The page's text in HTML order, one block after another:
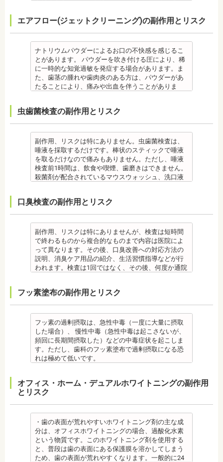
【プロフィール】
都内歯科医院にて勤務
鳴り響きます。機器は歯石が多い人、広範囲に歯石
が付いている人に使われるのですが、高音が苦手な
人は音を我慢する必要があります。 備考 歯石とは、
歯垢が石のように固くなって歯と歯の間や歯の表
面、歯茎と歯の隙間などにこびりついたものです。
唾液腺開口部の近くにある歯に特に着きやすく、具
体的には「下の前歯の裏側」や「上の奥歯の外側」
によく見られます。 歯石になると自宅でのブラッシ
石の前段階です。歯垢の段階であれば歯ブラシで簡
います。歯科での歯石除去は、専門の機器を使用
し、歯石を取り除くことができます。
歯石を取り除けば、歯周病の治療となり歯のぐらつ
き、歯茎の出血、口臭などが改善できます。
監修医情報 菊地由利佳先生
【プロフィール】
新潟大学医歯学総合病院にて研修 都内歯科医院にて
エアフロー(ジェットクリーニング)の副作用とリスク
ナトリウムパウダーによるお口の不快感を感じるこ
とがあります。 パウダーを吹き付ける圧により、稀
に一時的な知覚過敏を発症する場合があります。ま
た、歯茎の腫れや歯肉炎のある方は、パウダーがあ
たることにより、痛みや出血を伴うことがありま
きれない場合があります。
また、エアフローは外来性の着色は落としますが、
本来の歯の色自体は白くできません。歯自体を白く
したい場合にはホワイトニングが有効です。 着色汚
れはエアフロー後に再付着することもあります。継
続的効果を得るには、定期的な施術が必要です。
エアフローは、着色を落とす審美目的として行われ
るため、健康保険の適用外となり自由診療となりま
フローを受けられない人もいます。
ウダー粒子をジェット噴射で歯に吹き付け、歯にこ
びりついた汚れを落とすことができます。 歯科で主
に歯の着色やタバコのヤニ除去の用途として使われ
ていますが、歯周ポケット内の歯周病の細菌除去に
も効果があります。
監修医情報 菊地由利佳先生
日本歯科大学新潟生命歯学部卒業
虫歯菌検査の副作用とリスク
副作用、リスクは特にありません。虫歯菌検査は、
唾液を採取するだけです。棒状のスティックで唾液
を取るだけなので痛みもありません。ただし、唾液
検査前1時間は、飲食や喫煙、歯磨きはできません。
殺菌剤が配合されているマウスウォッシュ、洗口液
また検査1ヶ月以内に抗生物質を使用している場合も
正確な結果が出ないことがあるので時期を延ばす場
合もあります。健康保険の適用外となり自由診療と
なります。
備考
ご自身の唾液の量、性質、虫歯の原因菌の量を知
り、虫歯予防とセルフケア強化を目的とした検査で
す。
になる程歯が溶けやすい）
同時に確認します。
監修医情報 菊地由利佳先生
【プロフィール】
日本歯科大学新潟生命歯学部卒業
新潟大学医歯学総合病院にて研修
都内歯科医院にて勤務
口臭検査の副作用とリスク
副作用、リスクは特にありませんが、検査は短時間
で終わるものから複合的なものまで内容は医院によ
って異なります。その後、口臭改善への対応方法の
説明、消臭ケア用品の紹介、生活習慣指導などが行
われます。検査は1回ではなく、その後、何度か通院
備考
口臭は、体調や病気と関わりがあることも多く、口
臭で悩んでいる場合はその関連性も合わせて検査が
必要です。また、よく食べる食べ物、ブラッシング
不足、喫煙や飲酒などが影響する場合もあるので、
原因がわかれば口臭軽減に向けて指導が行われま
す。
監修医情報 菊地由利佳先生
新潟大学医歯学総合病院にて研修
都内歯科医院にて勤務
フッ素塗布の副作用とリスク
フッ素の過剰摂取は、急性中毒（一度に大量に摂取
した場合）、 慢性中毒（急性中毒は起こさないが、
頻回に長期間摂取した）などの中毒症状を起こしま
す。ただし、歯科のフッ素塗布で過剰摂取になる恐
れは極めて低いです。
（過剰摂取）推定中毒量は、5歳児（体重18Kg）が
週5回法のフッ化物洗口液（0.05％フッ化ナトリウム
溶液）を40人分一度に飲んだ場合に到達（厚生労働
省 フッ化物の急性中毒量 e-ヘルスネット）
また、フッ素を塗った場合でも、ブラッシング不足
や磨き残しがあれば虫歯はできてしまいます。フッ
素は虫歯ができにくくなるだけで、通常の歯ブラ
シ、歯間掃除などは必要です。
備考 フッ素を塗布して、歯をコーティングし虫歯に
オフィス・ホーム・デュアルホワイトニングの副作用
とリスク
・歯の表面が荒れやすいホワイトニング剤の主な成
分は、オフィスホワイトニングの場合、過酸化水素
という物質です。このホワイトニング剤を使用する
と、普段は歯の表面にある保護膜を溶かしてしまう
ため、歯の表面が荒れやすくなります。一般的に24